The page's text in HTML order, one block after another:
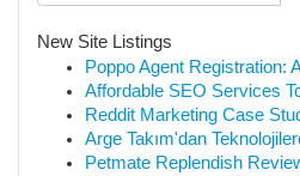
New Site Listings
Poppo Agent Registration:
Affordable SEO Services
Reddit Marketing Case
Arge Takım'dan
Petmate Replendish